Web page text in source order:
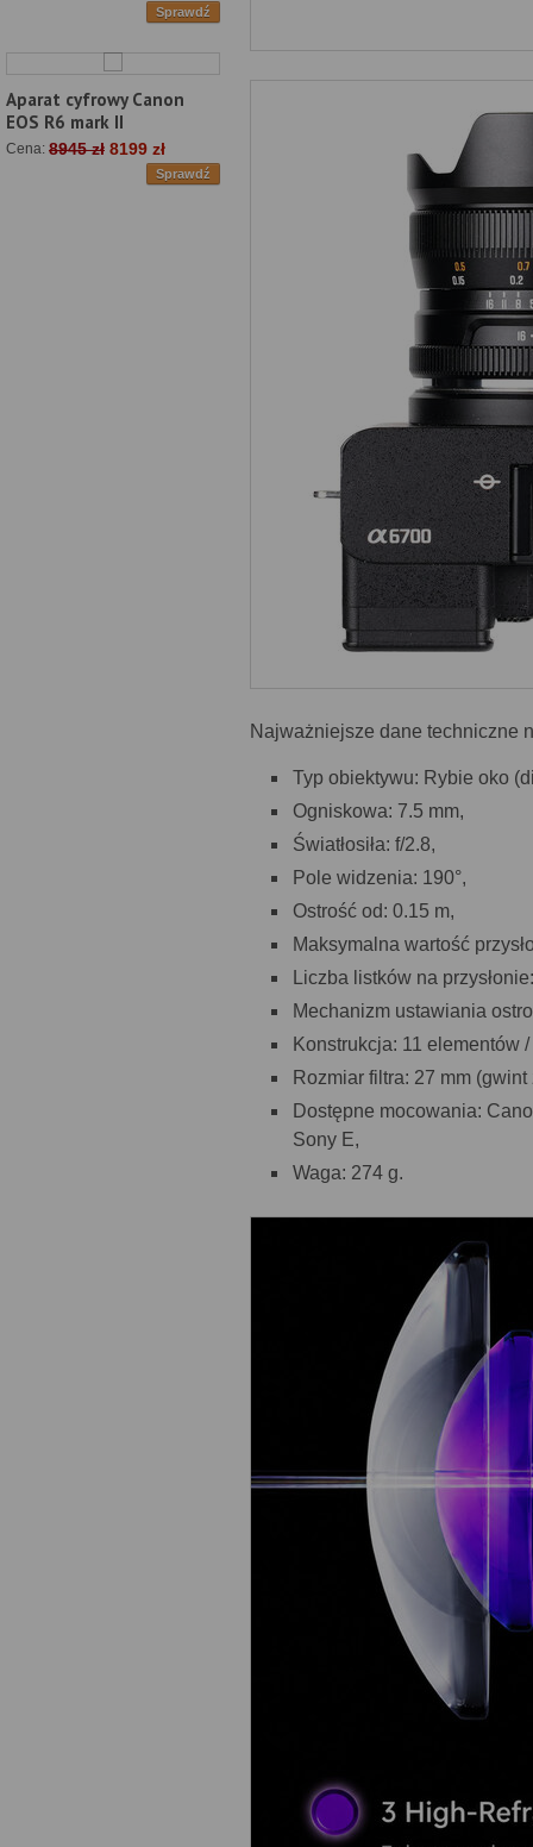
Sprawdź
Aparat cyfrowy Canon
EOS R6 mark II
Cena: 8945 zł 8199 zł
Sprawdź
Najważniejsze dane techniczne
Typ obiektywu: Rybie oko
Ogniskowa: 7.5 mm,
Światłosiła: f/2.8,
Pole widzenia: 190°,
Ostrość od: 0.15 m,
Maksymalna wartość
Liczba listków na
Mechanizm ustawiania
Konstrukcja: 11 elementów
Rozmiar filtra: 27 mm (gwint
Dostępne mocowania:
Sony E,
Waga: 274 g.